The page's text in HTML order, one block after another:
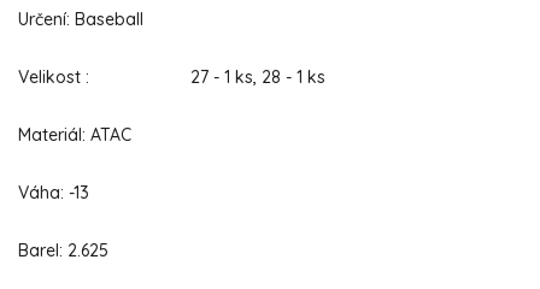
Určení: Baseball
Velikost : 27 - 1 ks, 28 - 1 ks
Materiál: ATAC
Váha: -13
Barel: 2.625